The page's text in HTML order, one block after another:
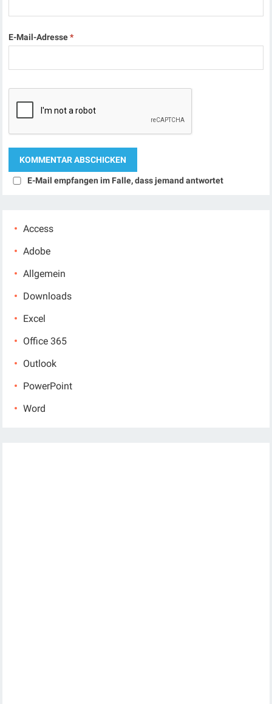
E-Mail-Adresse*
E-Mail empfangen im Falle, dass jemand antwortet
Access
Adobe
Allgemein
Downloads
Excel
Office 365
Outlook
PowerPoint
Word